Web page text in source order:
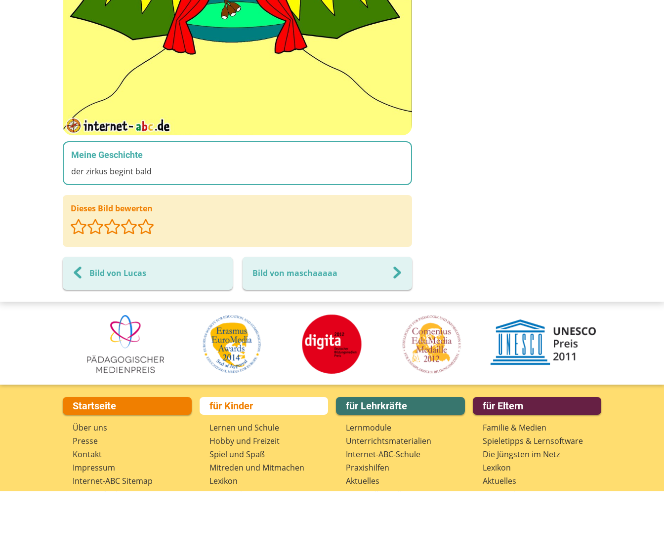
Meine Geschichte
der zirkus begint bald
Dieses Bild bewerten
Bild von Lucas Bild von maschaaaaa
Startseite
Über uns
Presse
Kontakt
Impressum
Internet-ABC Sitemap
Barrierefreiheit
für Kinder
Lernen und Schule
Hobby und Freizeit
Spiel und Spaß
Mitreden und Mitmachen
Lexikon
Datenschutz
für Lehrkräfte
Lernmodule
Unterrichts­materialien
Internet-ABC-Schule
Praxishilfen
Aktuelles
Materialbestellung
für Eltern
Familie & Medien
Spieletipps & Lernsoftware
Die Jüngsten im Netz
Lexikon
Aktuelles
Datenschutz